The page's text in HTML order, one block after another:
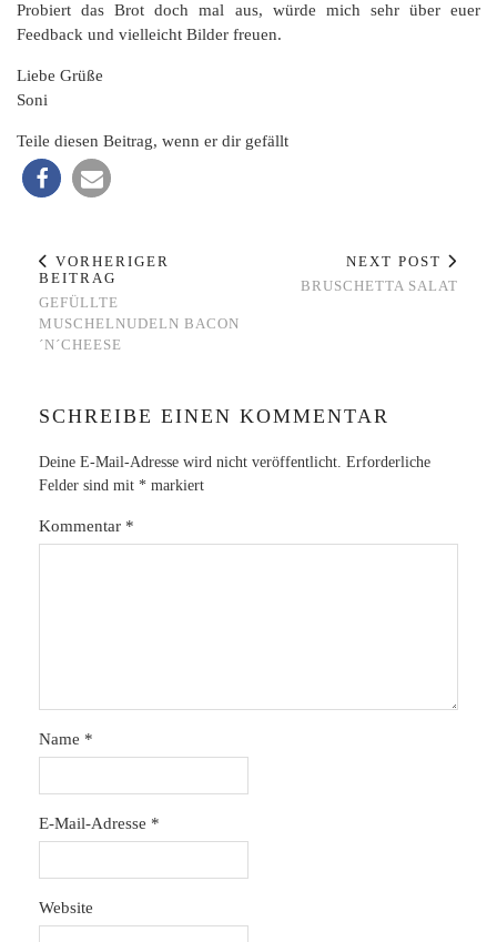
Probiert das Brot doch mal aus, würde mich sehr über euer
Feedback und vielleicht Bilder freuen.
Liebe Grüße
Soni
Teile diesen Beitrag, wenn er dir gefällt
VORHERIGER
BEITRAG
GEFÜLLTE
MUSCHELNUDELN BACON
´N´CHEESE
NEXT POST
BRUSCHETTA SALAT
SCHREIBE EINEN KOMMENTAR
Deine E-Mail-Adresse wird nicht veröffentlicht. Erforderliche
Felder sind mit * markiert
Kommentar *
Name *
E-Mail-Adresse *
Website